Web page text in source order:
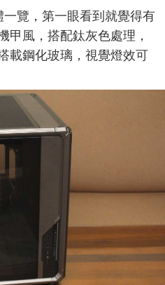
覽，第一眼看到就覺得有
甲風，搭配鈦灰色處理，
載鋼化玻璃，視覺燈效可